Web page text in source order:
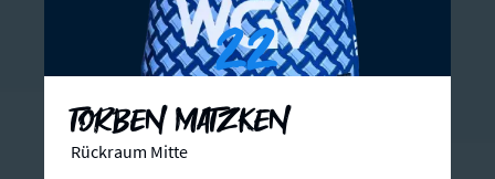
22
Torben Matzken
Rückraum Mitte